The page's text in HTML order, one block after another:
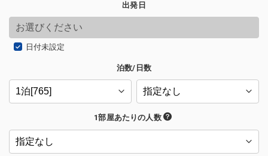
出発日
日付未設定
泊数/日数
1部屋あたりの人数